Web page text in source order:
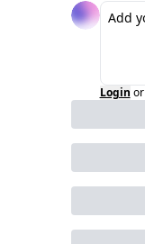
Login or